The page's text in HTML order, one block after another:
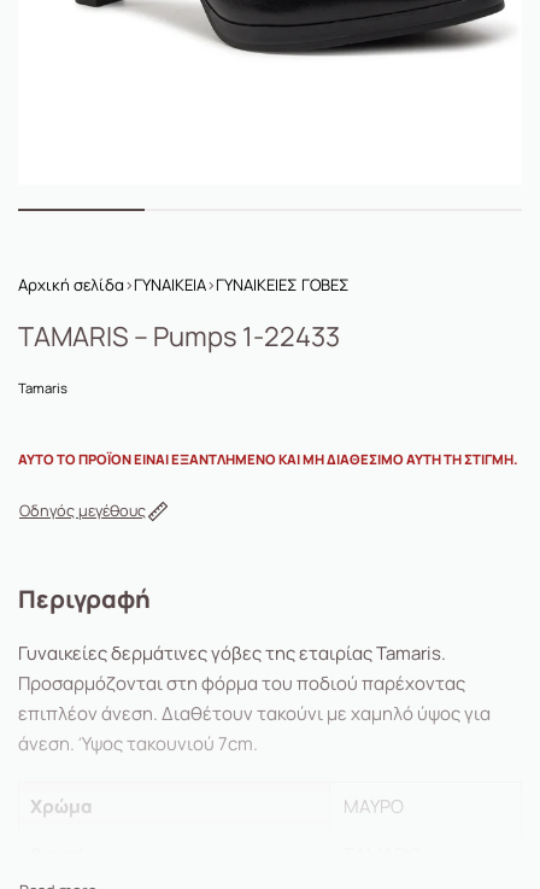
Αρχική σελίδα›ΓΥΝΑΙΚΕΙΑ›ΓΥΝΑΙΚΕΙΕΣ ΓΟΒΕΣ
TAMARIS – Pumps 1-22433
Tamaris
ΑΥΤΌ ΤΟ ΠΡΟΪΌΝ ΕΊΝΑΙ ΕΞΑΝΤΛΗΜΈΝΟ ΚΑΙ ΜΗ ΔΙΑΘΈΣΙΜΟ ΑΥΤΉ ΤΗ ΣΤΙΓΜΉ.
Οδηγός μεγέθους
Περιγραφή
Γυναικείες δερμάτινες γόβες της εταιρίας Tamaris.
Προσαρμόζονται στη φόρμα του ποδιού παρέχοντας
επιπλέον άνεση. Διαθέτουν τακούνι με χαμηλό ύψος για
άνεση. Ύψος τακουνιού 7cm.
Χρώμα
ΜΑΥΡΟ